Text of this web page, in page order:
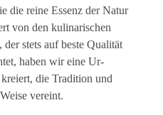
die reine Essenz der Natur
von den kulinarischen
stets auf beste Qualität
haben wir eine Ur-
die Tradition und
vereint.